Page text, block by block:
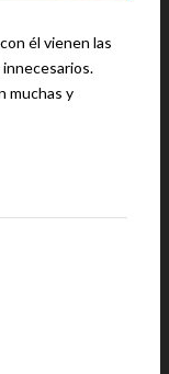
él vienen las
muchas y